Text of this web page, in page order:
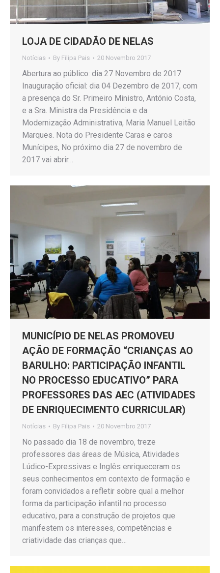
LOJA DE CIDADÃO DE NELAS
Notícias By Filipa Pais 20 Novembro 2017
Abertura ao público: dia 27 Novembro de 2017
Inauguração oficial: dia 04 Dezembro de 2017, com
a presença do Sr. Primeiro Ministro, António Costa,
e a Sra. Ministra da Presidência e da
Modernização Administrativa, Maria Manuel Leitão
Marques. Nota do Presidente Caras e caros
Munícipes, No próximo dia 27 de novembro de
2017 vai abrir…
MUNICÍPIO DE NELAS PROMOVEU
AÇÃO DE FORMAÇÃO “CRIANÇAS AO
BARULHO: PARTICIPAÇÃO INFANTIL
NO PROCESSO EDUCATIVO” PARA
PROFESSORES DAS AEC (ATIVIDADES
DE ENRIQUECIMENTO CURRICULAR)
Notícias By Filipa Pais 20 Novembro 2017
No passado dia 18 de novembro, treze
professores das áreas de Música, Atividades
Lúdico-Expressivas e Inglês enriqueceram os
seus conhecimentos em contexto de formação e
foram convidados a refletir sobre qual a melhor
forma da participação infantil no processo
educativo, para a construção de projetos que
manifestem os interesses, competências e
criatividade das crianças que…